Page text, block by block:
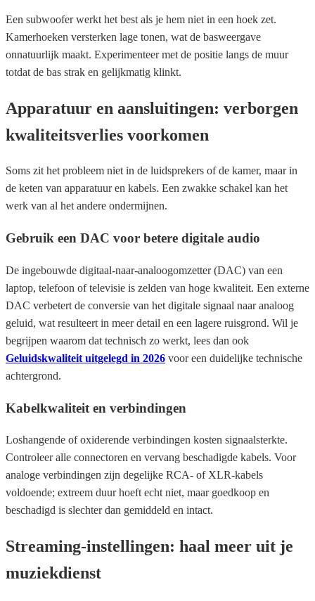
Een subwoofer werkt het best als je hem niet in een hoek zet.
Kamerhoeken versterken lage tonen, wat de basweergave
onnatuurlijk maakt. Experimenteer met de positie langs de muur
totdat de bas strak en gelijkmatig klinkt.
Apparatuur en aansluitingen: verborgen
kwaliteitsverlies voorkomen
Soms zit het probleem niet in de luidsprekers of de kamer, maar in
de keten van apparatuur en kabels. Een zwakke schakel kan het
werk van al het andere ondermijnen.
Gebruik een DAC voor betere digitale audio
De ingebouwde digitaal-naar-analoogomzetter (DAC) van een
laptop, telefoon of televisie is zelden van hoge kwaliteit. Een externe
DAC verbetert de conversie van het digitale signaal naar analoog
geluid, wat resulteert in meer detail en een lagere ruisgrond. Wil je
begrijpen waarom dat technisch zo werkt, lees dan ook
Geluidskwaliteit uitgelegd in 2026 voor een duidelijke technische
achtergrond.
Kabelkwaliteit en verbindingen
Loshangende of oxiderende verbindingen kosten signaalsterkte.
Controleer alle connectoren en vervang beschadigde kabels. Voor
analoge verbindingen zijn degelijke RCA- of XLR-kabels
voldoende; extreem duur hoeft echt niet, maar goedkoop en
beschadigd is slechter dan gemiddeld en intact.
Streaming-instellingen: haal meer uit je
muziekdienst